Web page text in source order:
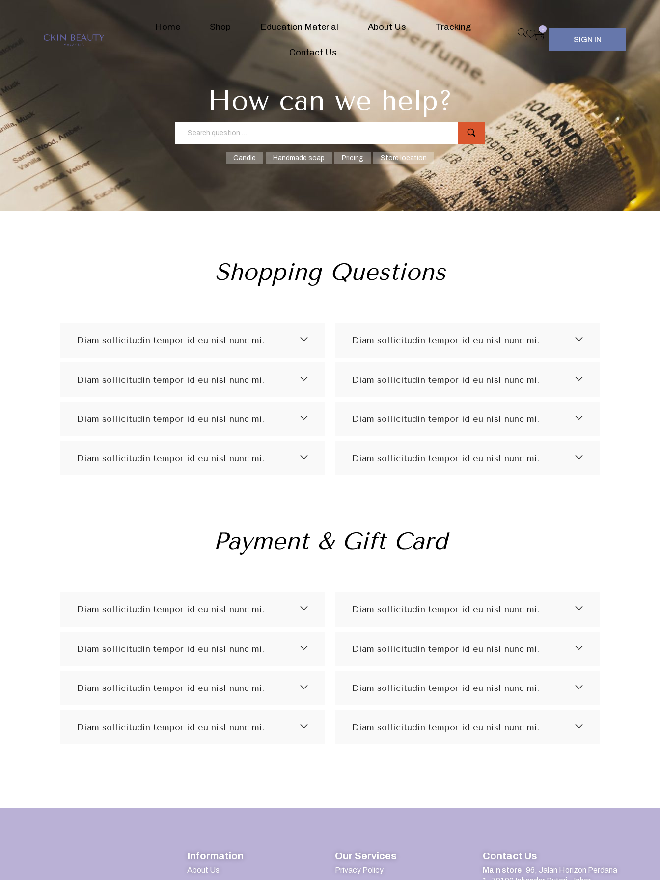
Home Shop Education Material About Us Tracking
Contact Us
0
SIGN IN
How can we help?
Candle Handmade soap Pricing Store location
Shopping Questions
Diam sollicitudin tempor id eu nisl nunc mi.
Diam sollicitudin tempor id eu nisl nunc mi.
Diam sollicitudin tempor id eu nisl nunc mi.
Diam sollicitudin tempor id eu nisl nunc mi.
Diam sollicitudin tempor id eu nisl nunc mi.
Diam sollicitudin tempor id eu nisl nunc mi.
Diam sollicitudin tempor id eu nisl nunc mi.
Diam sollicitudin tempor id eu nisl nunc mi.
Payment & Gift Card
Diam sollicitudin tempor id eu nisl nunc mi.
Diam sollicitudin tempor id eu nisl nunc mi.
Diam sollicitudin tempor id eu nisl nunc mi.
Diam sollicitudin tempor id eu nisl nunc mi.
Diam sollicitudin tempor id eu nisl nunc mi.
Diam sollicitudin tempor id eu nisl nunc mi.
Diam sollicitudin tempor id eu nisl nunc mi.
Diam sollicitudin tempor id eu nisl nunc mi.
Information
About Us
Our Services
Privacy Policy
Contact Us
Main store: 96, Jalan Horizon Perdana